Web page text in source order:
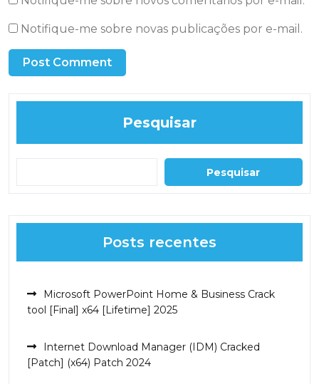
Notifique-me sobre novas publicações por e-mail.
Pesquisar
Pesquisar
Posts recentes
Microsoft PowerPoint Home & Business Crack
tool [Final] x64 [Lifetime] 2025
Internet Download Manager (IDM) Cracked
[Patch] (x64) Patch 2024